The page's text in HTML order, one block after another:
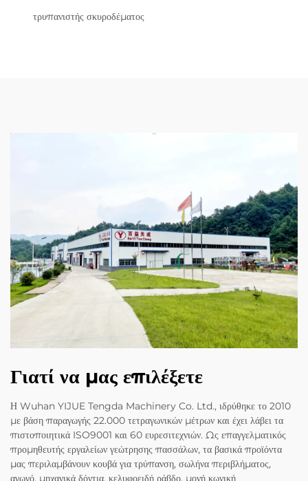
τρυπανιστής σκυροδέματος
Γιατί να μας επιλέξετε
Η Wuhan YIJUE Tengda Machinery Co. Ltd., ιδρύθηκε το 2010
με βάση παραγωγής 22.000 τετραγωνικών μέτρων και έχει λάβει τα
πιστοποιητικά ISO9001 και 60 ευρεσιτεχνιών. Ως επαγγελματικός
προμηθευτής εργαλείων γεώτρησης πασσάλων, τα βασικά προϊόντα
μας περιλαμβάνουν κουβά για τρύπανση, σωλήνα περιβλήματος,
αγωγό, μηχανικά δόντια, κελυφοειδή ράβδο, μονή κωνική